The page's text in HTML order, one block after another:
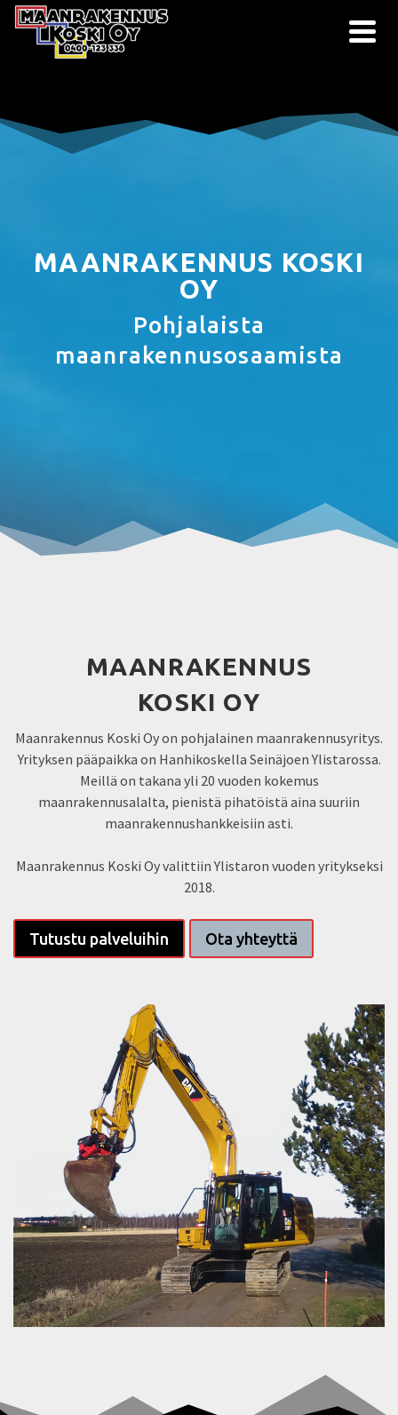
MAANRAKENNUS KOSKI
OY
Pohjalaista
maanrakennusosaamista
MAANRAKENNUS
KOSKI OY
Maanrakennus Koski Oy on pohjalainen maanrakennusyritys.
Yrityksen pääpaikka on Hanhikoskella Seinäjoen Ylistarossa.
Meillä on takana yli 20 vuoden kokemus
maanrakennusalalta, pienistä pihatöistä aina suuriin
maanrakennushankkeisiin asti.
Maanrakennus Koski Oy valittiin Ylistaron vuoden yritykseksi
2018.
Tutustu palveluihin Ota yhteyttä